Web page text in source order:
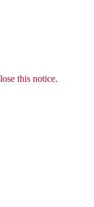
this notice.